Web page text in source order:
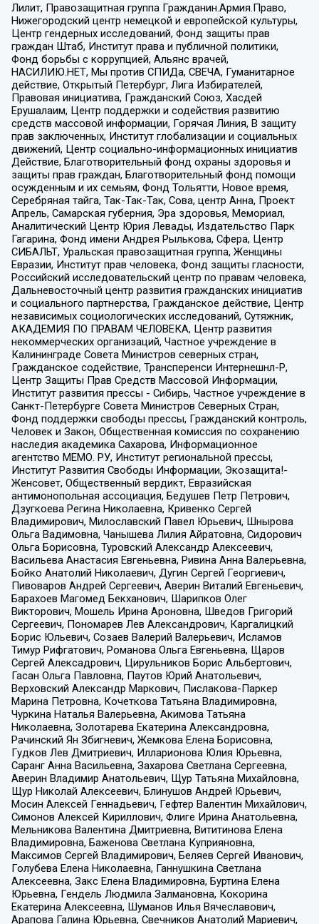
Лилит, Правозащитная группа Гражданин.Армия.Право,
Нижегородский центр немецкой и европейской культуры,
Центр гендерных исследований, Фонд защиты прав
граждан Штаб, Институт права и публичной политики,
Фонд борьбы с коррупцией, Альянс врачей,
НАСИЛИЮ.НЕТ, Мы против СПИДа, СВЕЧА, Гуманитарное
действие, Открытый Петербург, Лига Избирателей,
Правовая инициатива, Гражданский Союз, Хасдей
Ерушалаим, Центр поддержки и содействия развитию
средств массовой информации, Горячая Линия, В защиту
прав заключенных, Институт глобализации и социальных
движений, Центр социально-информационных инициатив
Действие, Благотворительный фонд охраны здоровья и
защиты прав граждан, Благотворительный фонд помощи
осужденным и их семьям, Фонд Тольятти, Новое время,
Серебряная тайга, Так-Так-Так, Сова, центр Анна, Проект
Апрель, Самарская губерния, Эра здоровья, Мемориал,
Аналитический Центр Юрия Левады, Издательство Парк
Гагарина, Фонд имени Андрея Рылькова, Сфера, Центр
СИБАЛЬТ, Уральская правозащитная группа, Женщины
Евразии, Институт прав человека, Фонд защиты гласности,
Российский исследовательский центр по правам человека,
Дальневосточный центр развития гражданских инициатив
и социального партнерства, Гражданское действие, Центр
независимых социологических исследований, Сутяжник,
АКАДЕМИЯ ПО ПРАВАМ ЧЕЛОВЕКА, Центр развития
некоммерческих организаций, Частное учреждение в
Калининграде Совета Министров северных стран,
Гражданское содействие, Трансперенси Интернешнл-Р,
Центр Защиты Прав Средств Массовой Информации,
Институт развития прессы - Сибирь, Частное учреждение в
Санкт-Петербурге Совета Министров Северных Стран,
Фонд поддержки свободы прессы, Гражданский контроль,
Человек и Закон, Общественная комиссия по сохранению
наследия академика Сахарова, Информационное
агентство МЕМО. РУ, Институт региональной прессы,
Институт Развития Свободы Информации, Экозащита!-
Женсовет, Общественный вердикт, Евразийская
антимонопольная ассоциация, Бедушев Петр Петрович,
Дзугкоева Регина Николаевна, Кривенко Сергей
Владимирович, Милославский Павел Юрьевич, Шнырова
Ольга Вадимовна, Чанышева Лилия Айратовна, Сидорович
Ольга Борисовна, Туровский Александр Алексеевич,
Васильева Анастасия Евгеньевна, Ривина Анна Валерьевна,
Бойко Анатолий Николаевич, Дугин Сергей Георгиевич,
Пивоваров Андрей Сергеевич, Аверин Виталий Евгеньевич,
Барахоев Магомед Бекханович, Шарипков Олег
Викторович, Мошель Ирина Ароновна, Шведов Григорий
Сергеевич, Пономарев Лев Александрович, Каргалицкий
Борис Юльевич, Созаев Валерий Валерьевич, Исламов
Тимур Рифгатович, Романова Ольга Евгеньевна, Щаров
Сергей Алексадрович, Цирульников Борис Альбертович,
Гасан Ольга Павловна, Паутов Юрий Анатольевич,
Верховский Александр Маркович, Пислакова-Паркер
Марина Петровна, Кочеткова Татьяна Владимировна,
Чуркина Наталья Валерьевна, Акимова Татьяна
Николаевна, Золотарева Екатерина Александровна,
Рачинский Ян Збигневич, Жемкова Елена Борисовна,
Гудков Лев Дмитриевич, Илларионова Юлия Юрьевна,
Саранг Анна Васильевна, Захарова Светлана Сергеевна,
Аверин Владимир Анатольевич, Щур Татьяна Михайловна,
Щур Николай Алексеевич, Блинушов Андрей Юрьевич,
Мосин Алексей Геннадьевич, Гефтер Валентин Михайлович,
Симонов Алексей Кириллович, Флиге Ирина Анатольевна,
Мельникова Валентина Дмитриевна, Вититинова Елена
Владимировна, Баженова Светлана Куприяновна,
Максимов Сергей Владимирович, Беляев Сергей Иванович,
Голубева Елена Николаевна, Ганнушкина Светлана
Алексеевна, Закс Елена Владимировна, Буртина Елена
Юрьевна, Гендель Людмила Залмановна, Кокорина
Екатерина Алексеевна, Шуманов Илья Вячеславович,
Арапова Галина Юрьевна, Свечников Анатолий Мариевич,